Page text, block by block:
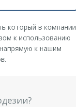
который в компании
к использованию
к нашим